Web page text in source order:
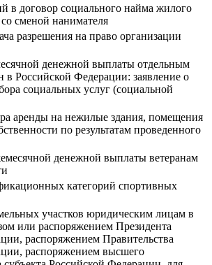
в договор социального найма жилого
сменой нанимателя
разрешения на право организации
денежной выплаты отдельным
в Российской Федерации: заявление о
социальных услуг (социальной
аренды на нежилые здания, помещения
по результатам проведенного
денежной выплаты ветеранам
категорий спортивных
участков юридическим лицам в
или распоряжением Президента
распоряжением Правительства
распоряжением высшего